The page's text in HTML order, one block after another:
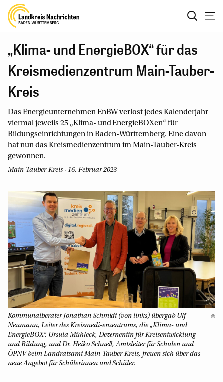
„Klima- und EnergieBOX“ für das
Kreismedienzentrum Main-Tauber-
Kreis
Das Energieunternehmen EnBW verlost jedes Kalenderjahr
viermal jeweils 25 „Klima- und EnergieBOXen“ für
Bildungseinrichtungen in Baden-Württemberg. Eine davon
hat nun das Kreismedienzentrum im Main-Tauber-Kreis
gewonnen.
Main-Tauber-Kreis · 16. Februar 2023
Kommunalberater Jonathan Schmidt (von links) übergab Ulf
Neumann, Leiter des Kreismedi-enzentrums, die „Klima- und
EnergieBOX“. Ursula Mühleck, Dezernentin für Kreisentwicklung
und Bildung, und Dr. Heiko Schnell, Amtsleiter für Schulen und
ÖPNV beim Landratsamt Main-Tauber-Kreis, freuen sich über das
neue Angebot für Schülerinnen und Schüler.
©